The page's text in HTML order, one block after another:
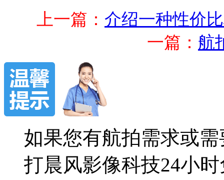
上一篇： 介绍一种性价
一篇： 航
如果您有航拍需求或
打晨风影像科技24小